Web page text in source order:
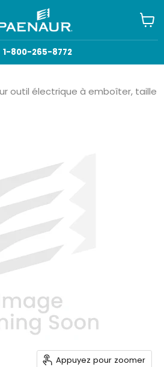
1-800-265-8772
le
outil électrique à emboîter, taille
Appuyez pour zoomer